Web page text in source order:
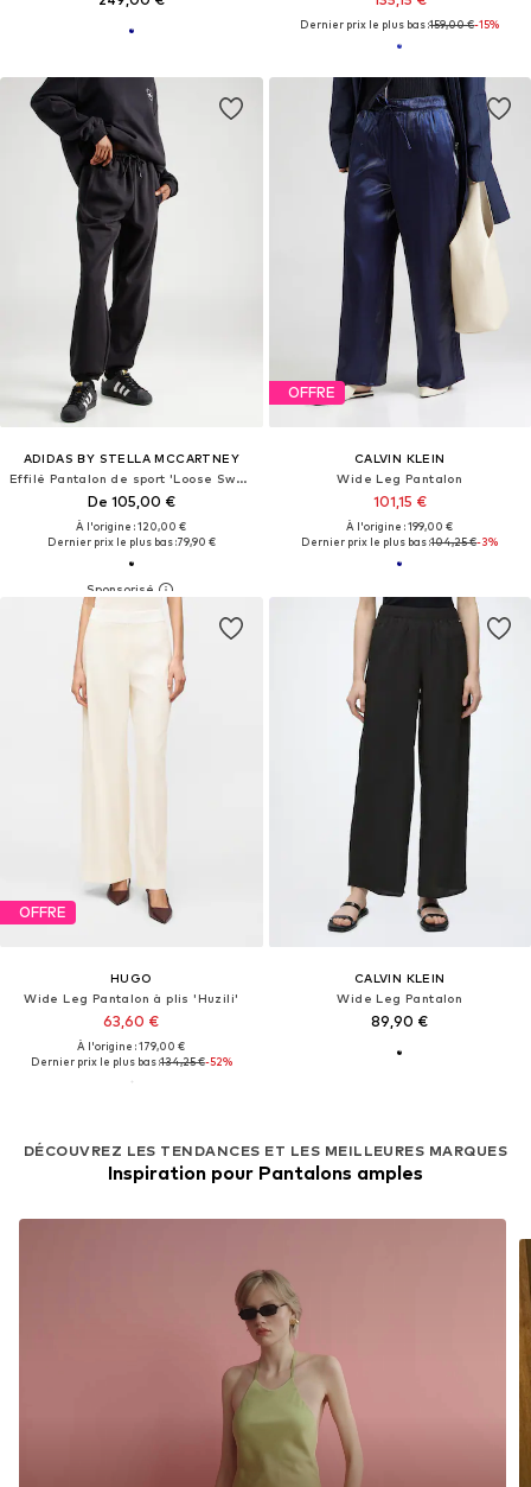
Dernier prix le plus bas :159,00 €-15%
ADIDAS BY STELLA MCCARTNEY
Effilé Pantalon de sport 'Loose Sweat'
De 105,00 €
À l'origine : 120,00 €
Dernier prix le plus bas :79,90 €
OFFRE
CALVIN KLEIN
Wide Leg Pantalon
101,15 €
À l'origine : 199,00 €
Dernier prix le plus bas :104,25 €-3%
OFFRE
HUGO
Wide Leg Pantalon à plis 'Huzili'
63,60 €
À l'origine : 179,00 €
Dernier prix le plus bas :134,25 €-52%
CALVIN KLEIN
Wide Leg Pantalon
89,90 €
DÉCOUVREZ LES TENDANCES ET LES MEILLEURES MARQUES
Inspiration pour Pantalons amples